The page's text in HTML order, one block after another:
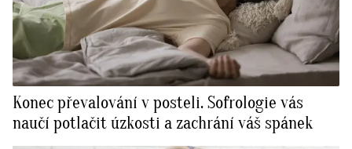
Konec převalování v posteli. Sofrologie vás
naučí potlačit úzkosti a zachrání váš spánek